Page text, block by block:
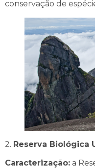
conservação de
2. Reserva Biológica
Caracterização: a